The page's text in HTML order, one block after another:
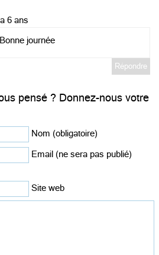
6 ans
journée
Répondre
pensé ? Donnez-nous votre
Nom (obligatoire)
Email (ne sera pas publié)
Site web